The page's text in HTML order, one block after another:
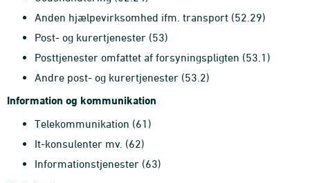
Anden hjælpevirksomhed ifm. transport (52.29)
Post- og kurertjenester (53)
Posttjenester omfattet af forsyningspligten (53.1)
Andre post- og kurertjenester (53.2)
Information og kommunikation
Telekommunikation (61)
It-konsulenter mv. (62)
Informationstjenester (63)